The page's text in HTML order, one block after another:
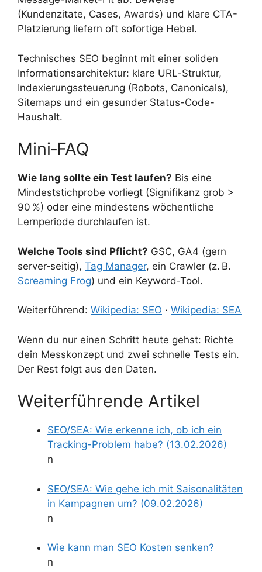
(Kundenzitate, Cases, Awards) und klare CTA-
Platzierung liefern oft sofortige Hebel.
Technisches SEO beginnt mit einer soliden
Informationsarchitektur: klare URL-Struktur,
Indexierungssteuerung (Robots, Canonicals),
Sitemaps und ein gesunder Status-Code-
Haushalt.
Mini‑FAQ
Wie lang sollte ein Test laufen? Bis eine
Mindeststichprobe vorliegt (Signifikanz grob >
90 %) oder eine mindestens wöchentliche
Lernperiode durchlaufen ist.
Welche Tools sind Pflicht? GSC, GA4 (gern
server‑seitig), Tag Manager, ein Crawler (z. B.
Screaming Frog) und ein Keyword‑Tool.
Weiterführend: Wikipedia: SEO · Wikipedia: SEA
Wenn du nur einen Schritt heute gehst: Richte
dein Messkonzept und zwei schnelle Tests ein.
Der Rest folgt aus den Daten.
Weiterführende Artikel
SEO/SEA: Wie erkenne ich, ob ich ein
Tracking-Problem habe? (13.02.2026)
n
SEO/SEA: Wie gehe ich mit Saisonalitäten
in Kampagnen um? (09.02.2026)
n
Wie kann man SEO Kosten senken?
n